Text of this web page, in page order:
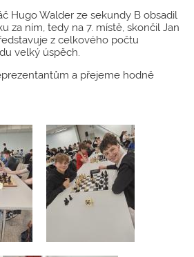
Hugo Walder ze sekundy B obsadil
za ním, tedy na 7. místě, skončil Jan
z celkového počtu
velký úspěch.
a přejeme hodně